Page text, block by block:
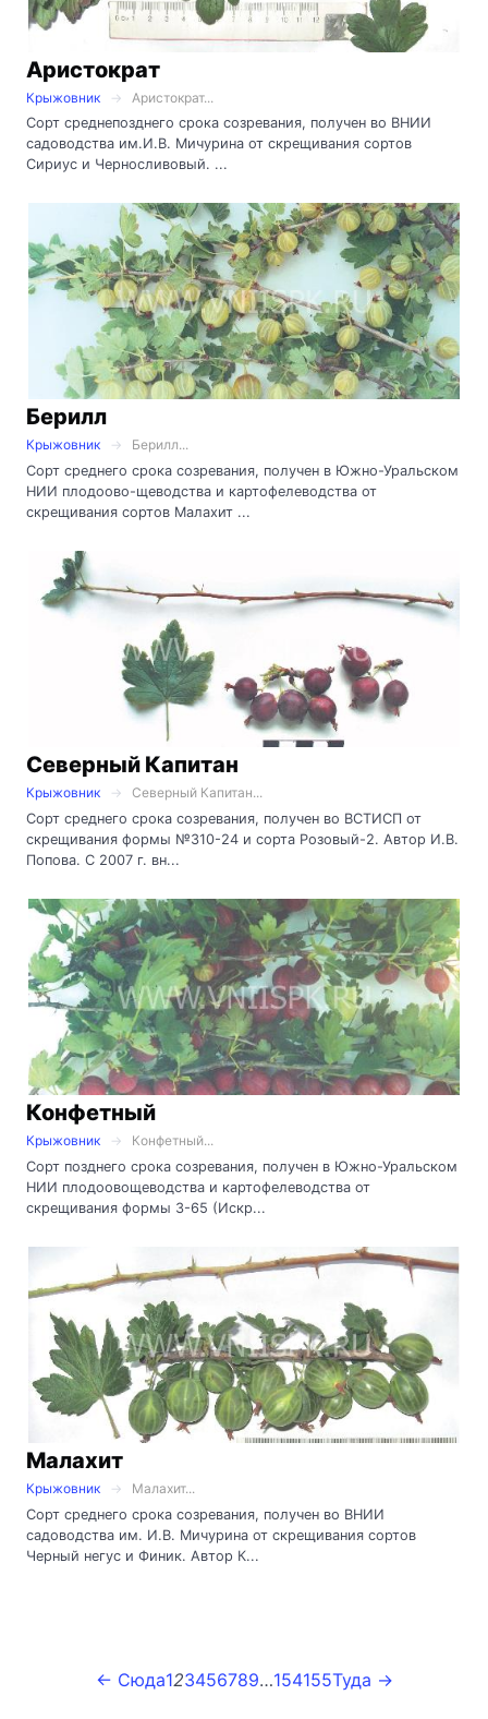
Аристократ
Крыжовник
Аристократ...
Сорт среднепозднего срока созревания, получен во ВНИИ
садоводства им.И.В. Мичурина от скрещивания сортов
Сириус и Черносливовый. ...
Берилл
Крыжовник
Берилл...
Сорт среднего срока созревания, получен в Южно-Уральском
НИИ плодоово-щеводства и картофелеводства от
скрещивания сортов Малахит ...
Северный Капитан
Крыжовник
Северный Капитан...
Сорт среднего срока созревания, получен во ВСТИСП от
скрещивания формы №310-24 и сорта Розовый-2. Автор И.В.
Попова. С 2007 г. вн...
Конфетный
Крыжовник
Конфетный...
Сорт позднего срока созревания, получен в Южно-Уральском
НИИ плодоовощеводства и картофелеводства от
скрещивания формы 3-65 (Искр...
Малахит
Крыжовник
Малахит...
Сорт среднего срока созревания, получен во ВНИИ
садоводства им. И.В. Мичурина от скрещивания сортов
Черный негус и Финик. Автор К...
← Сюда123456789…154155Туда →